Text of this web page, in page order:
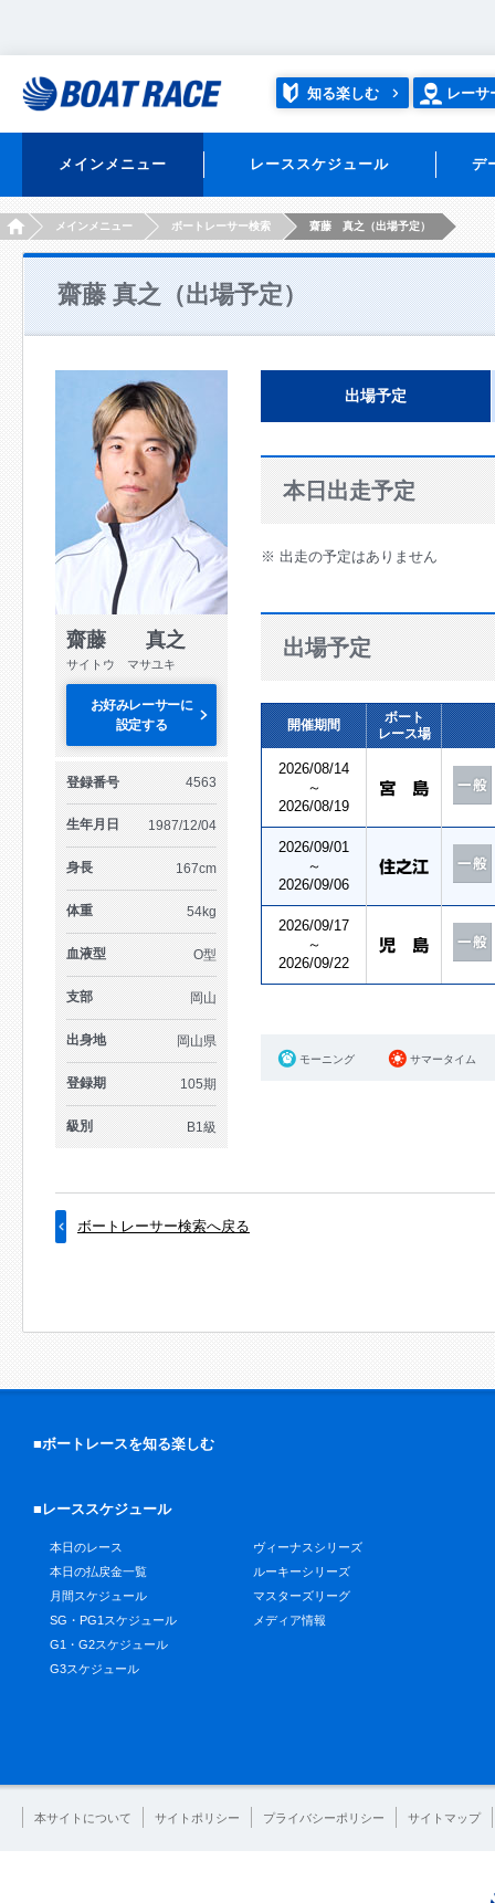
知る楽しむ レーサ
メインメニュー レーススケジュール デ
HOMEメインメニュー ボートレーサー検索 齋藤 真之（出場予定）
齋藤 真之（出場予定）
齋藤 真之
サイトウ マサユキ
お好みレーサーに
設定する
登録番号 4563
生年月日 1987/12/04
身長 167cm
体重 54kg
血液型 O型
支部 岡山
出身地 岡山県
登録期 105期
級別 B1級
出場予定
本日出走予定
※ 出走の予定はありません
出場予定
開催期間
ボート
レース場
2026/08/14
～
2026/08/19
2026/09/01
～
2026/09/06
2026/09/17
～
2026/09/22
モーニング サマータイム
ボートレーサー検索へ戻る
■ボートレースを知る楽しむ
■レーススケジュール
本日のレース
本日の払戻金一覧
月間スケジュール
SG・PG1スケジュール
G1・G2スケジュール
G3スケジュール
ヴィーナスシリーズ
ルーキーシリーズ
マスターズリーグ
メディア情報
本サイトについて サイトポリシー プライバシーポリシー サイトマップ